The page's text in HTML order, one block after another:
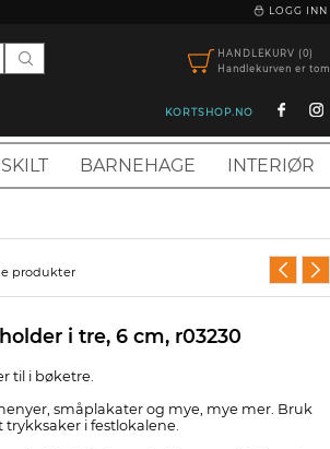
LOGG INN
HANDLEKURV (0)
Handlekurven er tom
KORTSHOP.NO
SKILT BARNEHAGE INTERIØR
produkter
i tre, 6 cm, r03230
til i bøketre.
småplakater og mye, mye mer. Bruk
trykksaker i festlokalene.